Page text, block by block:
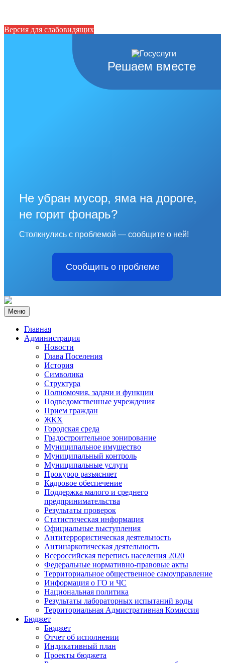
Версия для слабовидящих
Решаем вместе
Не убран мусор, яма на дороге,
не горит фонарь?
Столкнулись с проблемой — сообщите о ней!
Сообщить о проблеме
Меню
Главная
Администрация
Новости
Глава Поселения
История
Символика
Структура
Полномочия, задачи и функции
Подведомственные учреждения
Прием граждан
ЖКХ
Городская среда
Градостроительное зонирование
Муниципальное имущество
Муниципальный контроль
Муниципальные услуги
Прокурор разъясняет
Кадровое обеспечение
Поддержка малого и среднего
предпринимательства
Результаты проверок
Статистическая информация
Официальные выступления
Антитеррористическая деятельность
Антинаркотическая деятельность
Всероссийская перепись населения 2020
Федеральные нормативно-правовые акты
Территориальное общественное самоуправление
Информация о ГО и ЧС
Национальная политика
Результаты лабораторных испытаний воды
Территориальная Адмистративная Комиссия
Бюджет
Бюджет
Отчет об исполнении
Индикативный план
Проекты бюджета